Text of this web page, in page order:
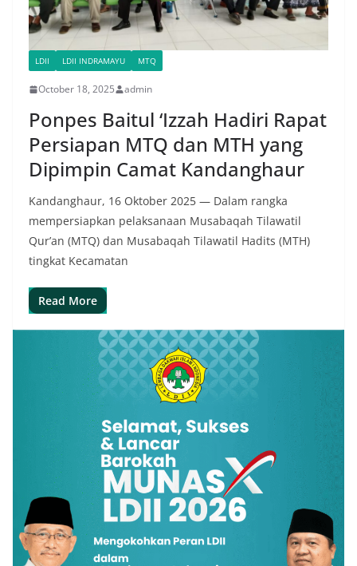
LDII LDII INDRAMAYU MTQ
October 18, 2025 admin
Ponpes Baitul ‘Izzah Hadiri Rapat
Persiapan MTQ dan MTH yang
Dipimpin Camat Kandanghaur
Kandanghaur, 16 Oktober 2025 — Dalam rangka
mempersiapkan pelaksanaan Musabaqah Tilawatil
Qur’an (MTQ) dan Musabaqah Tilawatil Hadits (MTH)
tingkat Kecamatan
Read More